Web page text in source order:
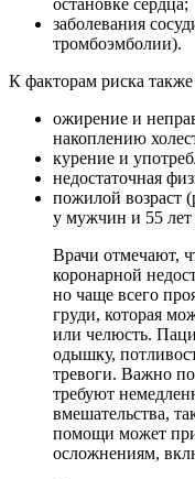
заболевания
тромбоэмболии).
К факторам риска также
ожирение и
накоплению
курение и
недостаточная
пожилой возраст
у мужчин и 55
Врачи отмечают,
коронарной
но чаще всего
груди, которая
или челюсть.
одышку,
тревоги. Важно
требуют
вмешательства,
помощи может
осложнениям,